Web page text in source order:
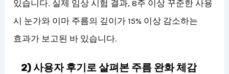
있습니다. 실제 임상 시험 결과, 8주 이상 꾸준한 사용
시 눈가와 이마 주름의 깊이가 15% 이상 감소하는
효과가 보고된 바 있습니다.
2) 사용자 후기로 살펴본 주름 완화 체감